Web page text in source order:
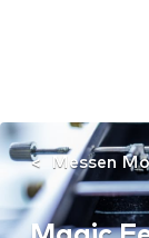
Messen